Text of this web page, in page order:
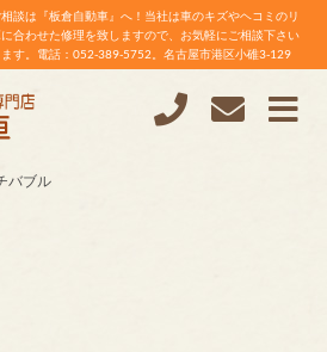
談は『板倉自動車』へ！当社は車のキズやヘコミのリ
合わせた修理を致しますので、お気軽にご相談下さい
す。電話：052-389-5752。名古屋市港区小碓3-129
バブル